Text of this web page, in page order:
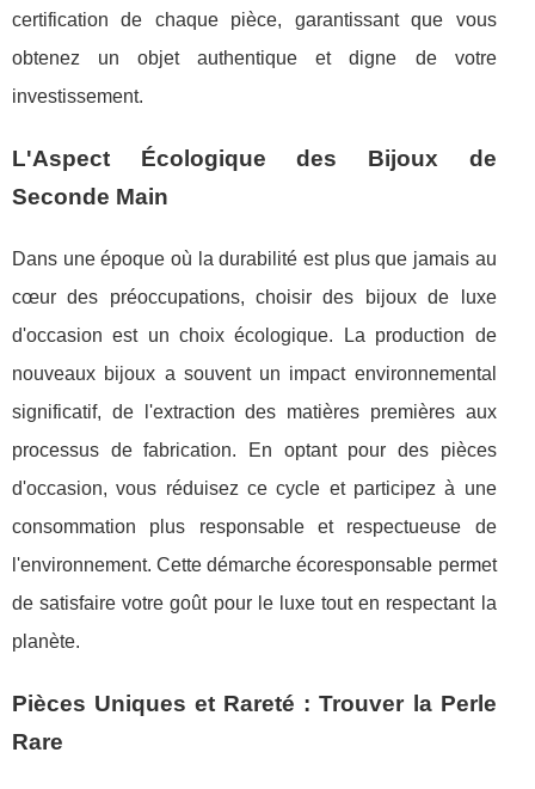
certification de chaque pièce, garantissant que vous
obtenez un objet authentique et digne de votre
investissement.
L'Aspect Écologique des Bijoux de
Seconde Main
Dans une époque où la durabilité est plus que jamais au
cœur des préoccupations, choisir des bijoux de luxe
d'occasion est un choix écologique. La production de
nouveaux bijoux a souvent un impact environnemental
significatif, de l'extraction des matières premières aux
processus de fabrication. En optant pour des pièces
d'occasion, vous réduisez ce cycle et participez à une
consommation plus responsable et respectueuse de
l'environnement. Cette démarche écoresponsable permet
de satisfaire votre goût pour le luxe tout en respectant la
planète.
Pièces Uniques et Rareté : Trouver la Perle
Rare